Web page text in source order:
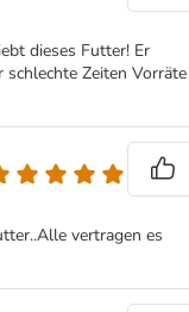
dieses Futter! Er
Zeiten Vorräte
vertragen es